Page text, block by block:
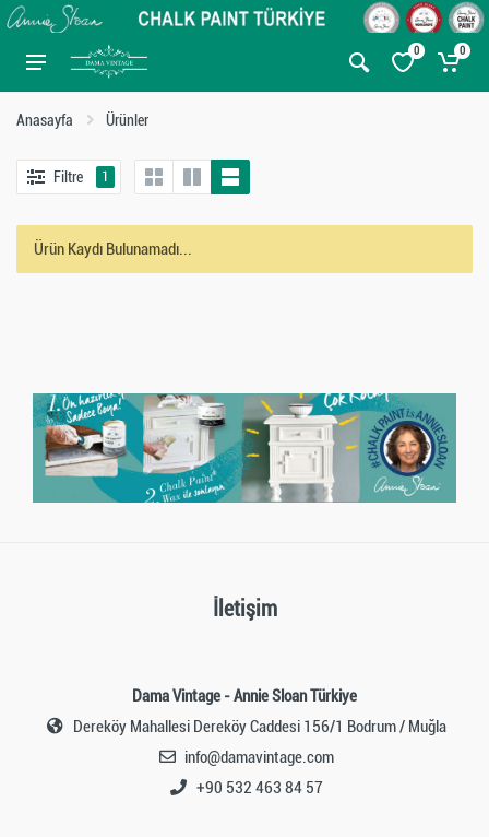
0 0
Anasayfa Ürünler
Filtre 1
Ürün Kaydı Bulunamadı...
İletişim
Dama Vintage - Annie Sloan Türkiye
Dereköy Mahallesi Dereköy Caddesi 156/1 Bodrum / Muğla
info@damavintage.com
+90 532 463 84 57